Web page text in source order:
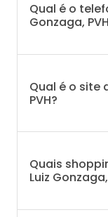
Qual é o
Gonzaga,
Qual é o site
PVH?
Quais
Luiz